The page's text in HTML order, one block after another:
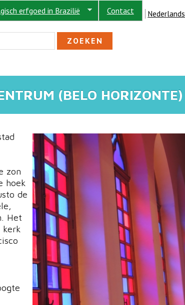
erfgoed in Brazilië Contact Nederlands
(BELO HORIZONTE)
zon
hoek
de
Het
kerk